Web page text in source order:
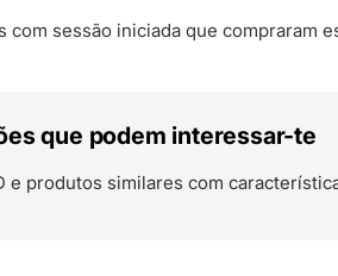
com sessão iniciada que compraram
que podem interessar-te
e produtos similares com